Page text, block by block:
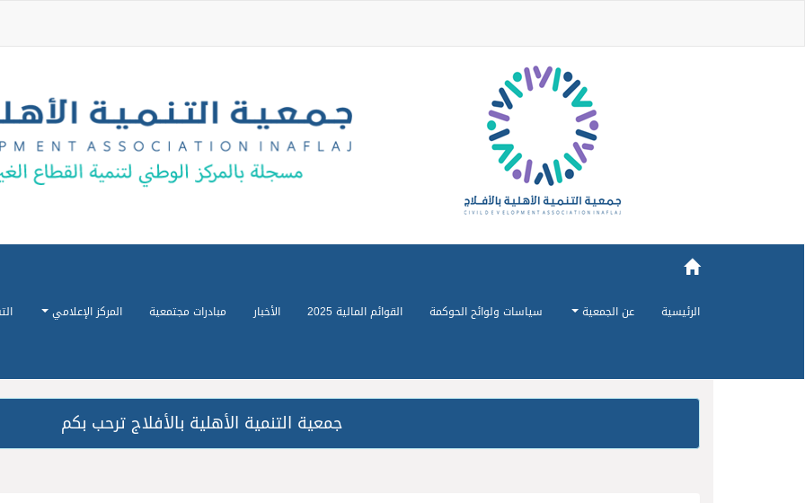
الرئيسية عن الجمعية سياسات ولوائح الحوكمة القوائم المالية 2025 الأخبار مبادرات مجتمعية المركز الإعلامي
جمعية التنمية الأهلية بالأفلاج ترحب بكم